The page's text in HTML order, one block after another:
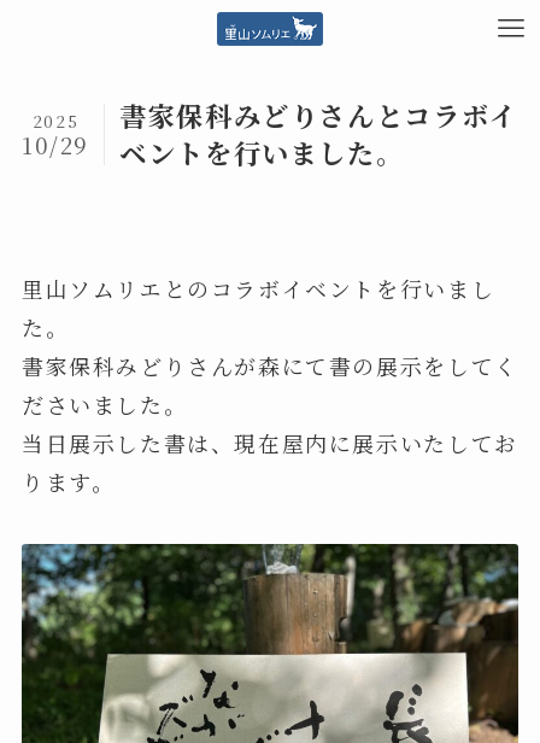
書家保科みどりさんとコラボイ
ベントを行いました。
2025
10/29
里山ソムリエとのコラボイベントを行いまし
た。
書家保科みどりさんが森にて書の展示をしてく
ださいました。
当日展示した書は、現在屋内に展示いたしてお
ります。